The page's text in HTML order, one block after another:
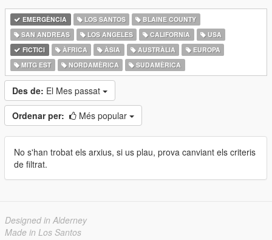
EMERGÈNCIA LOS SANTOS
BLAINE COUNTY
SAN ANDREAS
LOS ANGELES CALIFORNIA
USA
FICTICI
ÀFRICA ÀSIA AUSTRÀLIA
EUROPA
MITG EST
NORDAMÈRICA SUDAMÈRICA
Des de: El Mes passat
Ordenar per: Més popular
No s'han trobat els arxius, si us plau, prova canviant els criteris
de filtrat.
Designed in Alderney
Made in Los Santos